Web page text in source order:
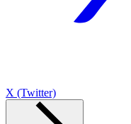
X (Twitter)